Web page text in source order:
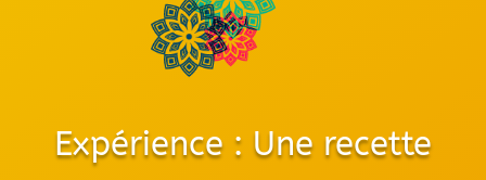
Expérience : Une recette